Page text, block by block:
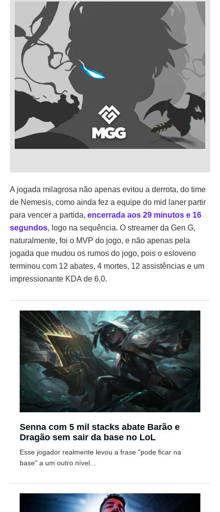
A jogada milagrosa não apenas evitou a derrota, do time
de Nemesis, como ainda fez a equipe do mid laner partir
para vencer a partida, encerrada aos 29 minutos e 16
segundos, logo na sequência. O streamer da Gen G,
naturalmente, foi o MVP do jogo, e não apenas pela
jogada que mudou os rumos do jogo, pois o esloveno
terminou com 12 abates, 4 mortes, 12 assistências e um
impressionante KDA de 6.0.
Senna com 5 mil stacks abate Barão e
Dragão sem sair da base no LoL
Esse jogador realmente levou a frase "pode ficar na
base" a um outro nível...